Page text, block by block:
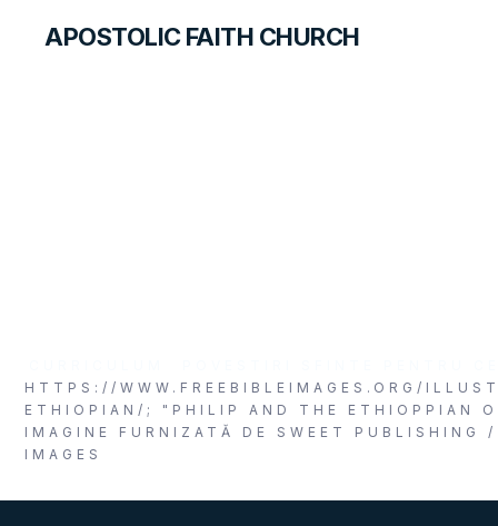
APOSTOLIC FAITH CHURCH
HTTPS://WWW.FREEBIBLEIMAGES.ORG/
ETHIOPIAN/; "PHILIP AND THE ETHIOPPIAN
IMAGINE FURNIZATĂ DE SWEET PUBLISHING
IMAGES